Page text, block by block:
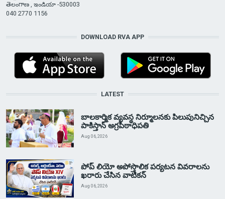
తెలంగాణ , ఇండియా -530003
040 2770 1156
DOWNLOAD RVA APP
LATEST
బాలకార్మిక వ్యవస్థ నిర్మూలనకు పిలుపునిచ్చిన
పాకిస్తాన్ అగ్రపీఠాధిపతి
Aug 06, 2026
పోప్ లియో అపోస్తొలిక పర్యటన వివరాలను
ఖరారు చేసిన వాటికన్
Aug 06, 2026